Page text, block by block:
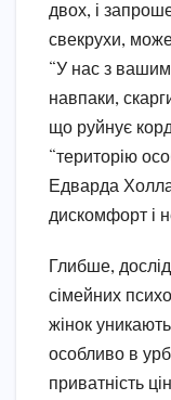
двох, і
свекрухи, може
“У нас з вашим
навпаки,
що руйнує
“територію
Едварда
дискомфорт і
Глибше,
сімейних
жінок
особливо в
приватність